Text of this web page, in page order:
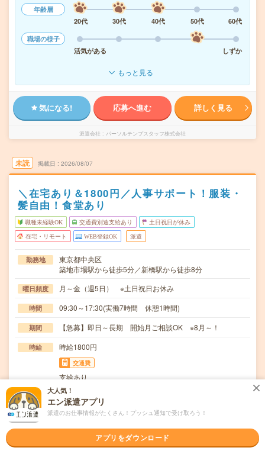
年齢層
20代
30代 40代 50代
60代
職場の様子
活気がある
しずか
もっと見る
気になる! 応募へ進む 詳しく見る
派遣会社 パーソルテンプスタッフ株式会社
未読 掲載日 2026/08/07
＼在宅あり＆1800円／人事サポート！服装・
髪自由！食堂あり
職種未経験OK 交通費別途支給あり 土日祝日が休み
在宅・リモート WEB登録OK 派遣
勤務地
東京都中央区
築地市場駅から徒歩5分／新橋駅から徒歩8分
曜日頻度 月～金（週5日） ※土日祝日お休み
時間 09:30～17:30(実働7時間 休憩1時間)
期間 【急募】即日～長期 開始月ご相談OK ※8月～！
時給 時給1800円
交通費
支給あり
仕事内容
＊入退社の手続き＊システムへの登録・管理＊年末調整の
サポート＊電話・メール対応＊郵便の受発送、資料フ…
応募資格
■PC入力■電話対応■メール対応※人事業務は未経験でもOK
大人気！
エン派遣アプリ
派遣のお仕事情報がたくさん！プッシュ通知で受け取ろう！
アプリをダウンロード